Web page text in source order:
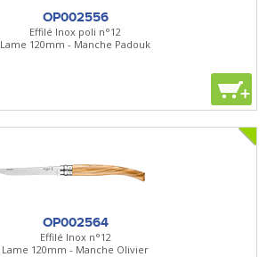
OP002556
Effilé Inox poli n°12
Lame 120mm - Manche Padouk
+
OP002564
Effilé Inox n°12
Lame 120mm - Manche Olivier